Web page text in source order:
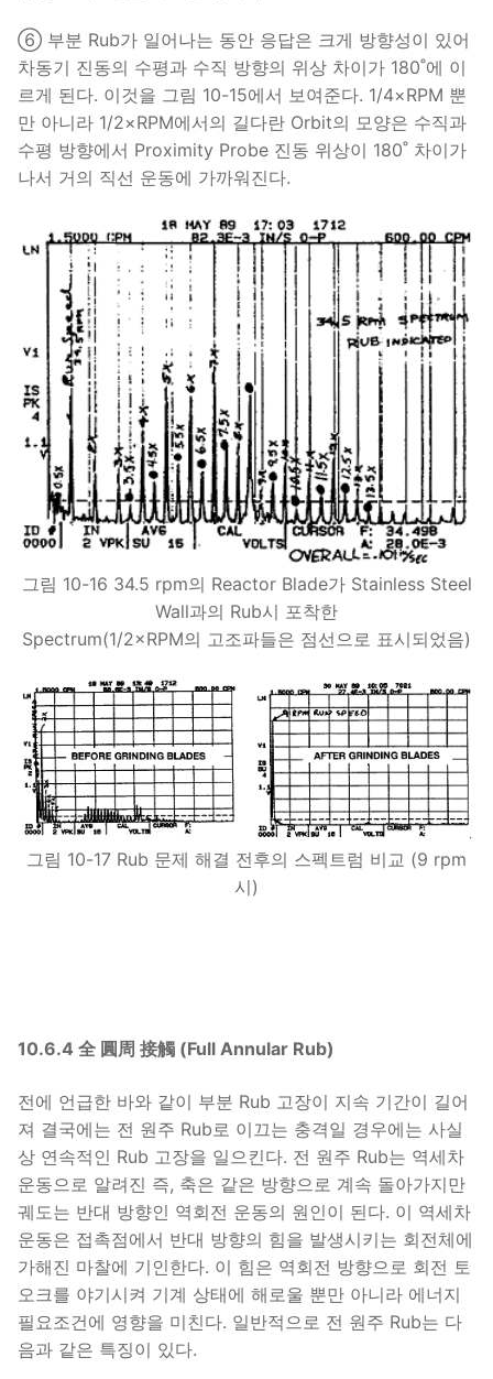
⑥ 부분 Rub가 일어나는 동안 응답은 크게 방향성이 있어
차동기 진동의 수평과 수직 방향의 위상 차이가 180˚에 이
르게 된다. 이것을 그림 10-15에서 보여준다. 1/4×RPM 뿐
만 아니라 1/2×RPM에서의 길다란 Orbit의 모양은 수직과
수평 방향에서 Proximity Probe 진동 위상이 180˚ 차이가
나서 거의 직선 운동에 가까워진다.
그림 10-16 34.5 rpm의 Reactor Blade가 Stainless Steel
Wall과의 Rub시 포착한
Spectrum(1/2×RPM의 고조파들은 점선으로 표시되었음)
그림 10-17 Rub 문제 해결 전후의 스펙트럼 비교 (9 rpm
시)
10.6.4 全 圓周 接觸 (Full Annular Rub)
전에 언급한 바와 같이 부분 Rub 고장이 지속 기간이 길어
져 결국에는 전 원주 Rub로 이끄는 충격일 경우에는 사실
상 연속적인 Rub 고장을 일으킨다. 전 원주 Rub는 역세차
운동으로 알려진 즉, 축은 같은 방향으로 계속 돌아가지만
궤도는 반대 방향인 역회전 운동의 원인이 된다. 이 역세차
운동은 접촉점에서 반대 방향의 힘을 발생시키는 회전체에
가해진 마찰에 기인한다. 이 힘은 역회전 방향으로 회전 토
오크를 야기시켜 기계 상태에 해로울 뿐만 아니라 에너지
필요조건에 영향을 미친다. 일반적으로 전 원주 Rub는 다
음과 같은 특징이 있다.